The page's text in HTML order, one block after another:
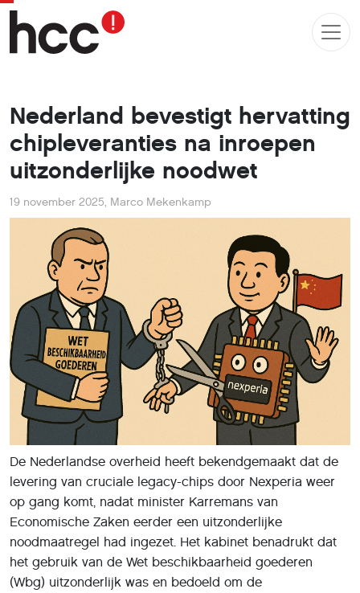
Nederland bevestigt hervatting
chipleveranties na inroepen
uitzonderlijke noodwet
19 november 2025, Marco Mekenkamp
De Nederlandse overheid heeft bekendgemaakt dat de
levering van cruciale legacy-chips door Nexperia weer
op gang komt, nadat minister Karremans van
Economische Zaken eerder een uitzonderlijke
noodmaatregel had ingezet. Het kabinet benadrukt dat
het gebruik van de Wet beschikbaarheid goederen
(Wbg) uitzonderlijk was en bedoeld om de